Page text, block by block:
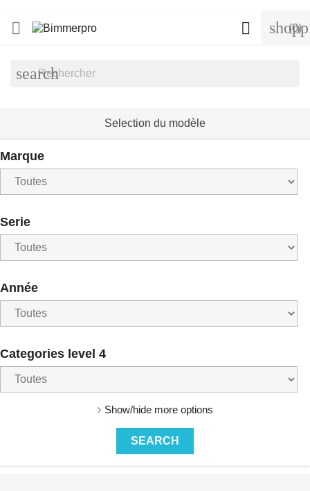
 (0)

search
Selection du modèle
Marque
Serie
Année
Categories level 4
Show/hide more options